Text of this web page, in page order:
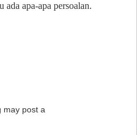
apa-apa persoalan.
may post a